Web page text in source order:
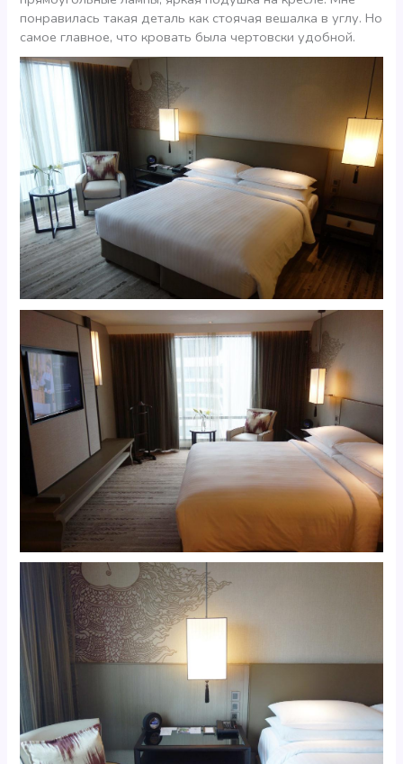
понравилась такая деталь как стоячая вешалка в углу. Но
самое главное, что кровать была чертовски удобной.